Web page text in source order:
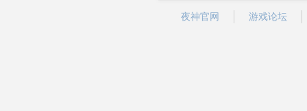
夜神官网 游戏论坛